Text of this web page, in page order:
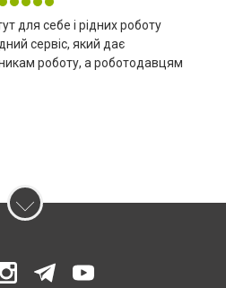
для себе і рідних роботу
сервіс, який дає
роботу, а роботодавцям